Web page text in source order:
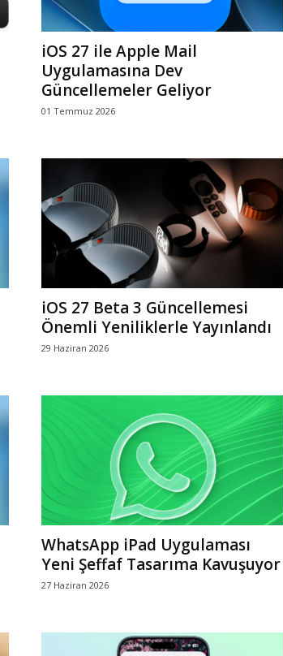
iOS 27 ile Apple Mail
Uygulamasına Dev
Güncellemeler Geliyor
01 Temmuz 2026
iOS 27 Beta 3 Güncellemesi
Önemli Yeniliklerle Yayınlandı
29 Haziran 2026
WhatsApp iPad Uygulaması
Yeni Şeffaf Tasarıma Kavuşuyor
27 Haziran 2026